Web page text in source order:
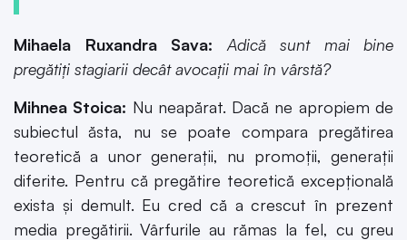
Mihaela Ruxandra Sava:
Adică sunt mai bine
pregătiți stagiarii decât avocații mai în vârstă?
Mihnea Stoica: Nu neapărat. Dacă ne apropiem de
subiectul ăsta, nu se poate compara pregătirea
teoretică a unor generații, nu promoții, generații
diferite. Pentru că pregătire teoretică excepțională
exista și demult. Eu cred că a crescut în prezent
media pregătirii. Vârfurile au rămas la fel, cu greu